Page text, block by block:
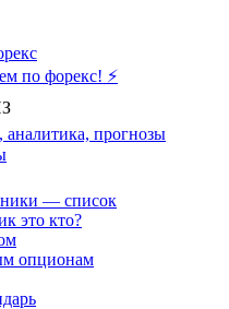
по форекс! ⚡
аналитика, прогнозы
— список
это кто?
опционам